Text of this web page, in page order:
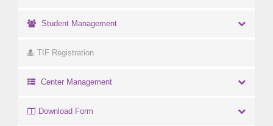
Student Management
TIF Registration
Center Management
Download Form